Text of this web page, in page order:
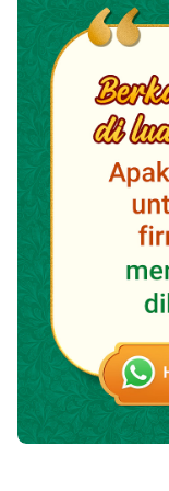
bekerja. Hanya
mencari
berpikir:
telah tinggal di
dia dapat
dapat memilih
dapat berbicara
sertifikat
bagi lansia dan
Yao, yang
bertahun-tahun,
dan pekerjaan
dengan saya,
memiliki